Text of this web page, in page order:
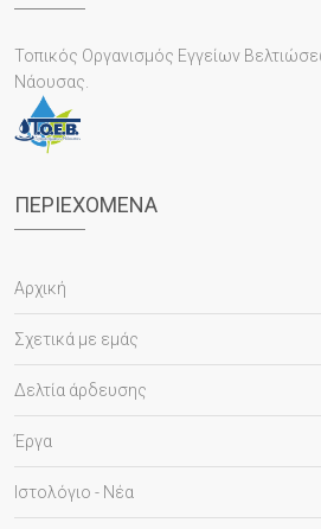
Τοπικός Οργανισμός Εγγείων
Νάουσας.
ΠΕΡΙΕΧΌΜΕΝΑ
Αρχική
Σχετικά με εμάς
Δελτία άρδευσης
Έργα
Ιστολόγιο - Νέα